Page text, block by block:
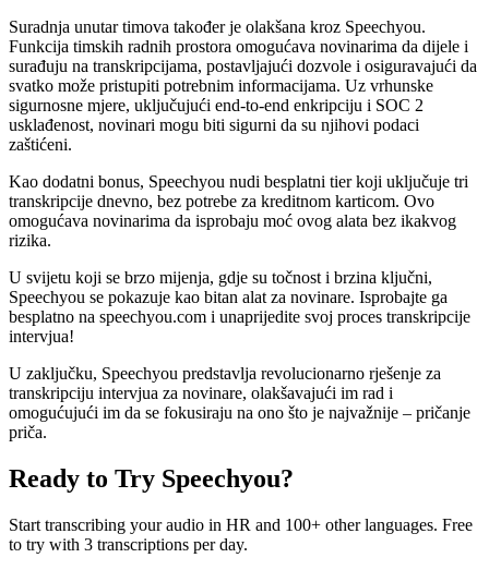
Suradnja unutar timova također je olakšana kroz Speechyou.
Funkcija timskih radnih prostora omogućava novinarima da dijele i
surađuju na transkripcijama, postavljajući dozvole i osiguravajući da
svatko može pristupiti potrebnim informacijama. Uz vrhunske
sigurnosne mjere, uključujući end-to-end enkripciju i SOC 2
usklađenost, novinari mogu biti sigurni da su njihovi podaci
zaštićeni.
Kao dodatni bonus, Speechyou nudi besplatni tier koji uključuje tri
transkripcije dnevno, bez potrebe za kreditnom karticom. Ovo
omogućava novinarima da isprobaju moć ovog alata bez ikakvog
rizika.
U svijetu koji se brzo mijenja, gdje su točnost i brzina ključni,
Speechyou se pokazuje kao bitan alat za novinare. Isprobajte ga
besplatno na speechyou.com i unaprijedite svoj proces transkripcije
intervjua!
U zaključku, Speechyou predstavlja revolucionarno rješenje za
transkripciju intervjua za novinare, olakšavajući im rad i
omogućujući im da se fokusiraju na ono što je najvažnije – pričanje
priča.
Ready to Try Speechyou?
Start transcribing your audio in HR and 100+ other languages. Free
to try with 3 transcriptions per day.